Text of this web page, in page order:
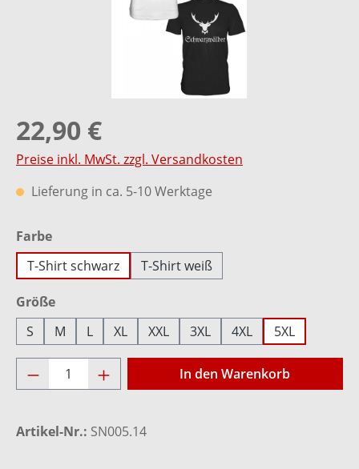
22,90 €
Preise inkl. MwSt. zzgl. Versandkosten
Lieferung in ca. 5-10 Werktage
Farbeauswählen
T-Shirt schwarz
T-Shirt weiß
Größeauswählen
S
M L XL XXL 3XL 4XL 5XL
Produkt Anzahl: Gib den gewünschten
In den Warenkorb
Artikel-Nr.: SN005.14